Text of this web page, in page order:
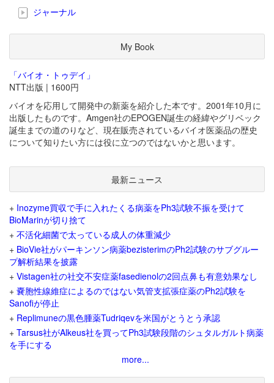
ジャーナル
My Book
「バイオ・トゥデイ」
NTT出版 | 1600円
バイオを応用して開発中の新薬を紹介した本です。2001年10月に
出版したものです。Amgen社のEPOGEN誕生の経緯やグリベック
誕生までの道のりなど、現在販売されているバイオ医薬品の歴史
について知りたい方には役に立つのではないかと思います。
最新ニュース
+ Inozyme買収で手に入れたくる病薬をPh3試験不振を受けて
BioMarinが切り捨て
+ 不活化細菌で太っている成人の体重減少
+ BioVie社がパーキンソン病薬bezisterimのPh2試験のサブグルー
プ解析結果を披露
+ Vistagen社の社交不安症薬fasedienolの2回点鼻も有意効果なし
+ 嚢胞性線維症によるのではない気管支拡張症薬のPh2試験を
Sanofiが停止
+ Replimuneの黒色腫薬Tudriqevを米国がとうとう承認
+ Tarsus社がAlkeus社を買ってPh3試験段階のシュタルガルト病薬
を手にする
more...